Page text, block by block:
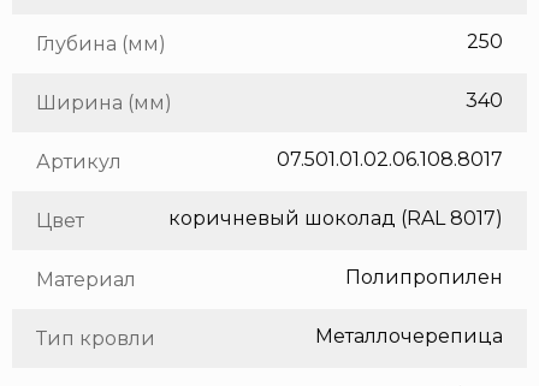
Глубина (мм) 250
Ширина (мм) 340
Артикул 07.501.01.02.06.108.8017
Цвет коричневый шоколад (RAL 8017)
Материал Полипропилен
Тип кровли Металлочерепица